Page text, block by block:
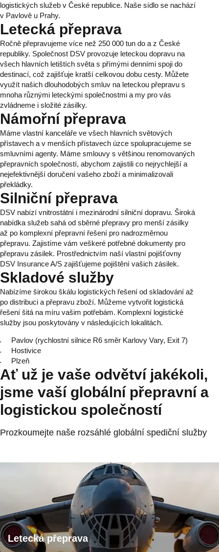
logistických služeb v České republice. Naše sídlo se nachází
v Pavlově u Prahy.
Letecká přeprava
Ročně přepravujeme více než 250 000 tun do a z České
republiky. Společnost DSV provozuje leteckou dopravu na
všech hlavních letištích světa s přímými denními spoji do
destinací, což zajišťuje kratší celkovou dobu cesty. Můžete
využít našich dlouhodobých smluv na leteckou přepravu s
mnoha různými leteckými společnostmi a my pro vás
zvládneme i složité zásilky.
Námořní přeprava
Máme vlastní kanceláře ve všech hlavních světových
přístavech a v menších přístavech úzce spolupracujeme se
smluvními agenty. Máme smlouvy s většinou renomovaných
přepravních společností, abychom zajistili co nejrychlejší a
nejefektivnější doručení vašeho zboží a minimalizovali
překládky.
Silniční přeprava
DSV nabízí vnitrostátní i mezinárodní silniční dopravu. Široká
nabídka služeb sahá od sběrné přepravy pro menší zásilky
až po komplexní přepravní řešení pro nadrozměrnou
přepravu. Zajistíme vám veškeré potřebné dokumenty pro
přepravu zásilek. Prostřednictvím naší vlastní pojišťovny
DSV Insurance A/S zajišťujeme pojištění vašich zásilek.
Skladové služby
Nabízíme širokou škálu logistických řešení od skladování až
po distribuci a přepravu zboží. Můžeme vytvořit logistická
řešení šitá na míru vašim potřebám. Komplexní logistické
služby jsou poskytovány v následujících lokalitách.
Pavlov (rychlostní silnice R6 směr Karlovy Vary, Exit 7)
Hostivice
Plzeň
Ať už je vaše odvětví jakékoli,
jsme vaší globální přepravní a
logistickou společností
Prozkoumejte naše rozsáhlé globální spediční služby
Letecká přeprava